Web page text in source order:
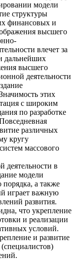
модели
структуры
финансовых и
высшего
влечет за
дальнейших
высшего
деятельности
этих
с широким
по разработке
различных
кругу
массового
деятельности в
модели
а также
играет важную
развития.
что укрепление
и реализации
условий.
и развитие